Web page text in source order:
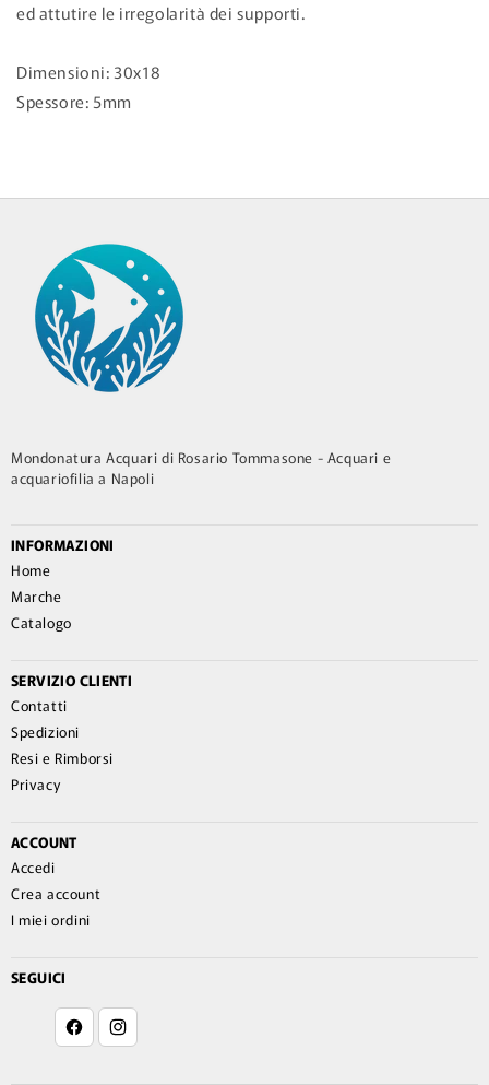
ed attutire le irregolarità dei supporti.
Dimensioni: 30x18
Spessore: 5mm
Mondonatura Acquari di Rosario Tommasone - Acquari e
acquariofilia a Napoli
INFORMAZIONI
Home
Marche
Catalogo
SERVIZIO CLIENTI
Contatti
Spedizioni
Resi e Rimborsi
Privacy
ACCOUNT
Accedi
Crea account
I miei ordini
SEGUICI
FacebookInstagram